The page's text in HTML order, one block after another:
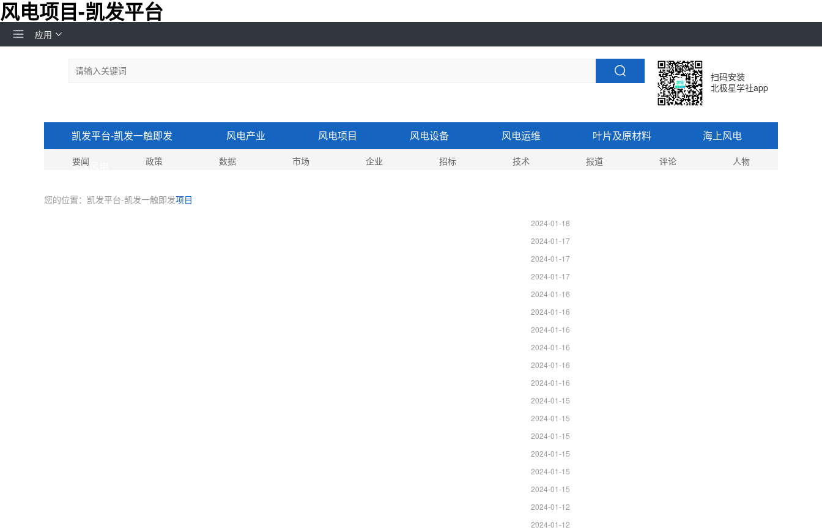
风电项目-凯发平台
应用
扫码安装
北极星学社app
凯发平台-凯发一触即发 风电产业 风电项目 风电设备 风电运维 叶片及原材料 海上风电
全球风电
要闻 政策 数据 市场 企业 招标 技术 报道 评论 人物
您的位置： 凯发平台-凯发一触即发项目
2024-01-18
2024-01-17
2024-01-17
2024-01-17
2024-01-16
2024-01-16
2024-01-16
2024-01-16
2024-01-16
2024-01-16
2024-01-15
2024-01-15
2024-01-15
2024-01-15
2024-01-15
2024-01-15
2024-01-12
2024-01-12